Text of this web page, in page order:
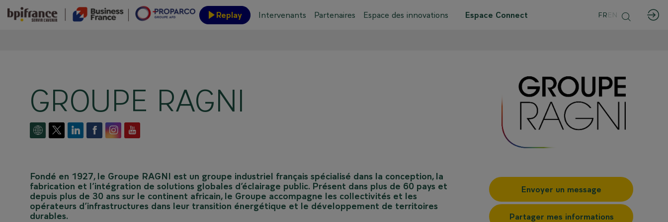
Replay Intervenants Partenaires Espace des innovations Espace Connect FREN
GROUPE RAGNI
Envoyer un message
Partager mes informations
Fondé en 1927, le Groupe RAGNI est un groupe industriel français spécialisé dans la conception, la
fabrication et l’intégration de solutions globales d’éclairage public. Présent dans plus de 60 pays et
depuis plus de 30 ans sur le continent africain, le Groupe accompagne les collectivités et les
opérateurs d’infrastructures dans leur transition énergétique et le développement de territoires
durables.